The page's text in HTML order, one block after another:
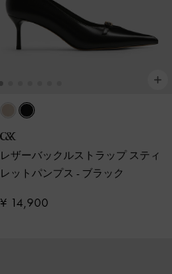
レザーバックルストラップ スティ
レットパンプス - ブラック
¥ 14,900